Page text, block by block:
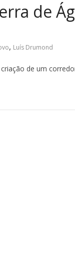
de
, Luís Drumond
de um